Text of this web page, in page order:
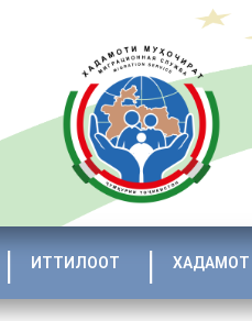
ИТТИЛООТ ХАДАМОТ